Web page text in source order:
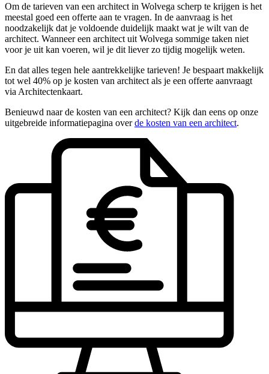
Om de tarieven van een architect in Wolvega scherp te krijgen is het
meestal goed een offerte aan te vragen. In de aanvraag is het
noodzakelijk dat je voldoende duidelijk maakt wat je wilt van de
architect. Wanneer een architect uit Wolvega sommige taken niet
voor je uit kan voeren, wil je dit liever zo tijdig mogelijk weten.
En dat alles tegen hele aantrekkelijke tarieven! Je bespaart makkelijk
tot wel 40% op je kosten van architect als je een offerte aanvraagt
via Architectenkaart.
Benieuwd naar de kosten van een architect? Kijk dan eens op onze
uitgebreide informatiepagina overde kosten van een architect.